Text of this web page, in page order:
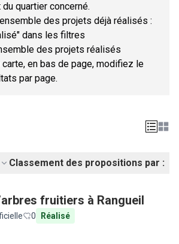
quartier concerné.
des projets déjà réalisés :
dans les filtres
des projets réalisés
en bas de page, modifiez le
par page.
Classement des propositions par :
fruitiers à Rangueil
0 Réalisé